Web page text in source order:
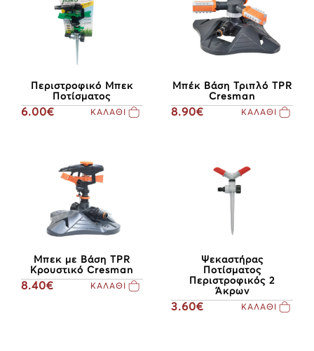
Περιστροφικό Μπεκ
Ποτίσματος
6.00€ ΚΑΛΑΘΙ
Μπέκ Βάση Τριπλό TPR
Cresman
8.90€ ΚΑΛΑΘΙ
Μπεκ με Βάση TPR
Κρουστικό Cresman
8.40€ ΚΑΛΑΘΙ
Ψεκαστήρας
Ποτίσματος
Περιστροφικός 2
Άκρων
3.60€ ΚΑΛΑΘΙ